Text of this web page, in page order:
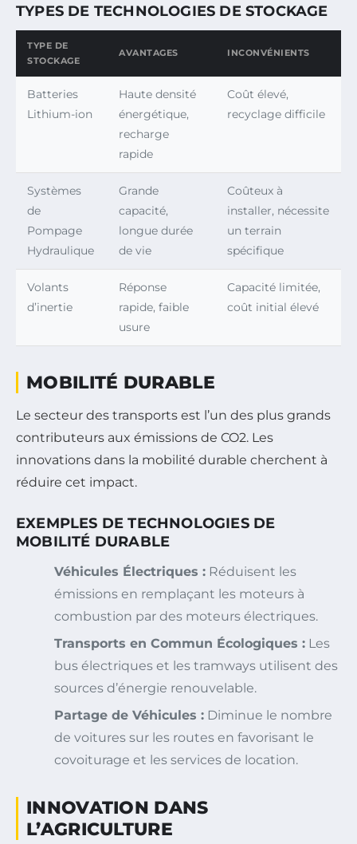
TYPES DE TECHNOLOGIES DE STOCKAGE
TYPE DE
STOCKAGE
AVANTAGES INCONVÉNIENTS
Batteries
Lithium-ion
Haute densité
énergétique,
recharge
rapide
Coût élevé,
recyclage difficile
Systèmes
de
Pompage
Hydraulique
Grande
capacité,
longue durée
de vie
Coûteux à
installer, nécessite
un terrain
spécifique
Volants
d’inertie
Réponse
rapide, faible
usure
Capacité limitée,
coût initial élevé
MOBILITÉ DURABLE
Le secteur des transports est l’un des plus grands
contributeurs aux émissions de CO2. Les
innovations dans la mobilité durable cherchent à
réduire cet impact.
EXEMPLES DE TECHNOLOGIES DE
MOBILITÉ DURABLE
Véhicules Électriques : Réduisent les
émissions en remplaçant les moteurs à
combustion par des moteurs électriques.
Transports en Commun Écologiques : Les
bus électriques et les tramways utilisent des
sources d’énergie renouvelable.
Partage de Véhicules : Diminue le nombre
de voitures sur les routes en favorisant le
covoiturage et les services de location.
INNOVATION DANS
L’AGRICULTURE